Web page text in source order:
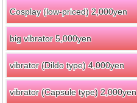
Cosplay (low-priced) 2,000yen
big vibrator 5,000yen
vibrator (Dildo type) 4,000yen
vibrator (Capsule type) 2,000yen